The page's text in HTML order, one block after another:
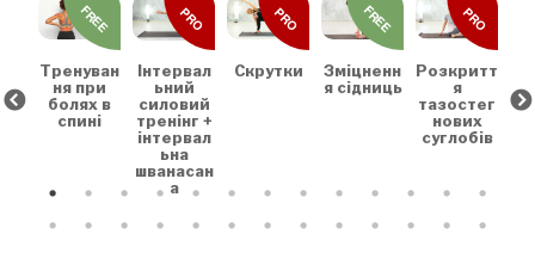
Тренуван
ня при
болях в
спині
FREE
Інтервал
ьний
силовий
тренінг +
інтервал
ьна
шванасан
а
PRO
Скрутки
PRO
Зміцненн
я сідниць
FREE
Розкритт
я
тазостег
нових
суглобів
PRO